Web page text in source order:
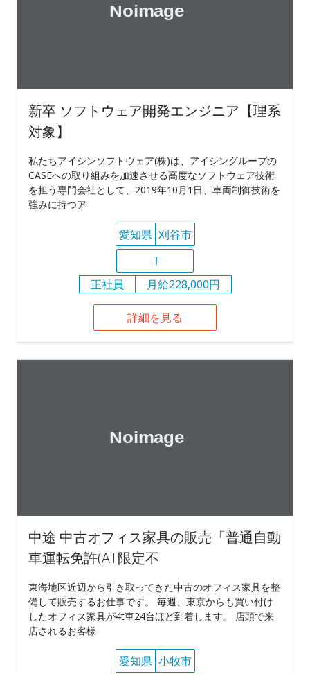
新卒 ソフトウェア開発エンジニア【理系
対象】
私たちアイシンソフトウェア(株)は、アイシングループの
CASEへの取り組みを加速させる高度なソフトウェア技術
を担う専門会社として、2019年10月1日、車両制御技術を
強みに持つア
愛知県 刈谷市
IT
正社員
月給228,000円
詳細を見る
中途 中古オフィス家具の販売「普通自動
車運転免許(AT限定不
東海地区近辺から引き取ってきた中古のオフィス家具を整
備して販売するお仕事です。 毎週、東京からも買い付け
したオフィス家具が4t車24台ほど到着します。 店頭で来
店されるお客様
愛知県 小牧市